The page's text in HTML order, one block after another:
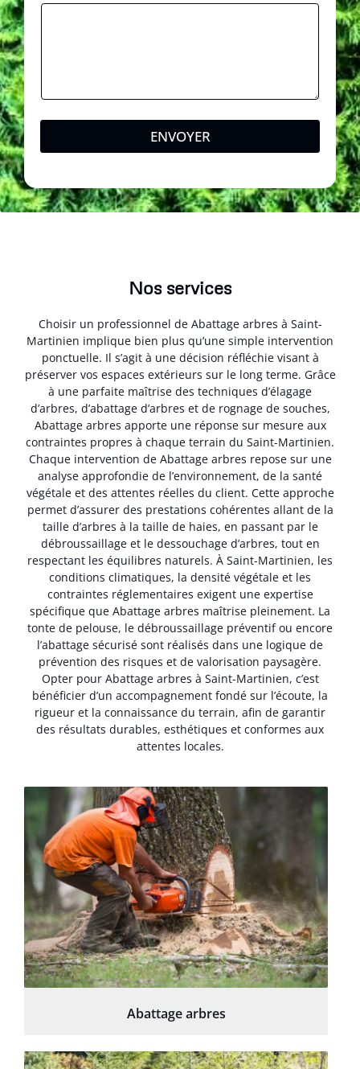
ENVOYER
Nos services
Choisir un professionnel de Abattage arbres à Saint-
Martinien implique bien plus qu’une simple intervention
ponctuelle. Il s’agit à une décision réfléchie visant à
préserver vos espaces extérieurs sur le long terme. Grâce
à une parfaite maîtrise des techniques d’élagage
d’arbres, d’abattage d’arbres et de rognage de souches,
Abattage arbres apporte une réponse sur mesure aux
contraintes propres à chaque terrain du Saint-Martinien.
Chaque intervention de Abattage arbres repose sur une
analyse approfondie de l’environnement, de la santé
végétale et des attentes réelles du client. Cette approche
permet d’assurer des prestations cohérentes allant de la
taille d’arbres à la taille de haies, en passant par le
débroussaillage et le dessouchage d’arbres, tout en
respectant les équilibres naturels. À Saint-Martinien, les
conditions climatiques, la densité végétale et les
contraintes réglementaires exigent une expertise
spécifique que Abattage arbres maîtrise pleinement. La
tonte de pelouse, le débroussaillage préventif ou encore
l’abattage sécurisé sont réalisés dans une logique de
prévention des risques et de valorisation paysagère.
Opter pour Abattage arbres à Saint-Martinien, c’est
bénéficier d’un accompagnement fondé sur l’écoute, la
rigueur et la connaissance du terrain, afin de garantir
des résultats durables, esthétiques et conformes aux
attentes locales.
Abattage arbres